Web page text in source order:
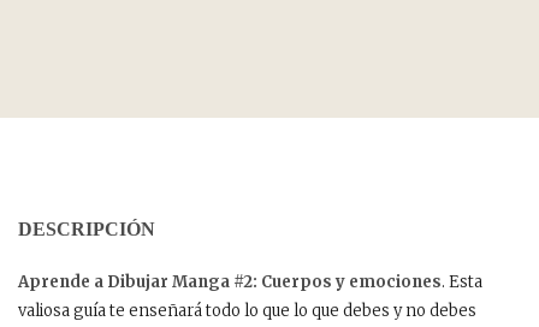
DESCRIPCIÓN
Aprende a Dibujar Manga #2: Cuerpos y emociones. Esta
valiosa guía te enseñará todo lo que lo que debes y no debes